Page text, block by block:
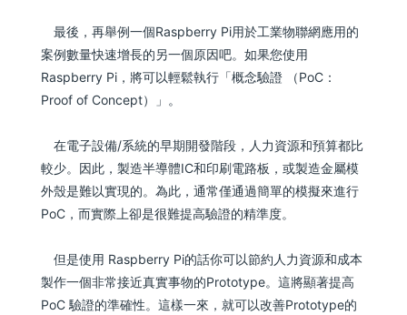
最後，再舉例一個Raspberry Pi用於工業物聯網應用的
案例數量快速增長的另一個原因吧。如果您使用
Raspberry Pi，將可以輕鬆執行「概念驗證 （PoC：
Proof of Concept）」。
在電子設備/系統的早期開發階段，人力資源和預算都比
較少。因此，製造半導體IC和印刷電路板，或製造金屬模
外殼是難以實現的。為此，通常僅通過簡單的模擬來進行
PoC，而實際上卻是很難提高驗證的精準度。
但是使用 Raspberry Pi的話你可以節約人力資源和成本
製作一個非常接近真實事物的Prototype。這將顯著提高
PoC 驗證的準確性。這樣一來，就可以改善Prototype的